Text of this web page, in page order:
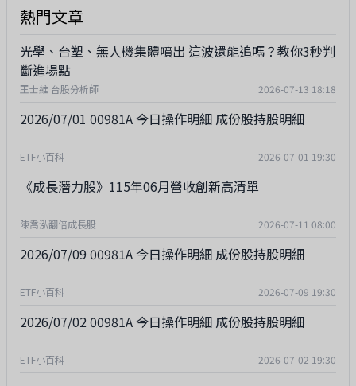
熱門文章
光學、台塑、無人機集體噴出 這波還能追嗎？教你3秒判
斷進場點
王士維 台股分析師 2026-07-13 18:18
2026/07/01 00981A 今日操作明細 成份股持股明細
ETF小百科 2026-07-01 19:30
《成長潛力股》115年06月營收創新高清單
陳喬泓翻倍成長股 2026-07-11 08:00
2026/07/09 00981A 今日操作明細 成份股持股明細
ETF小百科 2026-07-09 19:30
2026/07/02 00981A 今日操作明細 成份股持股明細
ETF小百科 2026-07-02 19:30